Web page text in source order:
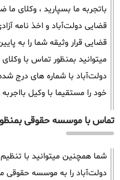
باتجربه ما بسپارید ، وکلای
قضایی دولت‌آباد و اخذ نامه
قضایی قرار وثیقه شما را به
میتوانید بمنظور تماس با
دولت‌آباد با شماره های درج
خود را مستقیما با وکیل
تماس با موسسه حقوقی
شما همچنین میتوانید با تنظیم
دولت‌آباد را به موسسه